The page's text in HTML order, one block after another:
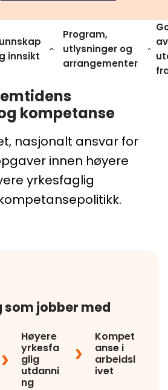
innsikt
Program,
utlysninger og
arrangementer
av
kompetanse
nasjonalt ansvar for
innen høyere
yrkesfaglig
som jobber med
Høyere
yrkesfa
glig
utdanni
ng
Kompet
anse i
arbeidsl
ivet